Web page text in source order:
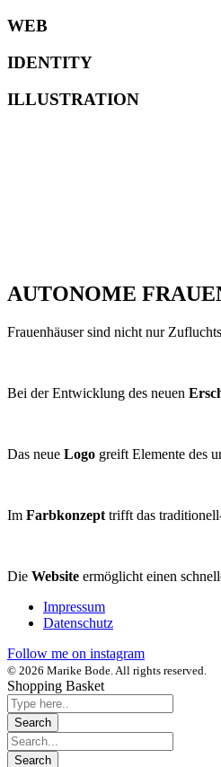
WEB
IDENTITY
ILLUSTRATION
AUTONOME
Frauenhäuser sind nicht nur
Bei der Entwicklung des neuen
Das neue Logo greift Elemente des
Im Farbkonzept trifft das
Die Website ermöglicht einen
Impressum
Datenschutz
Follow me on instagram
© 2026 Marike Bode. All rights reserved.
Shopping Basket